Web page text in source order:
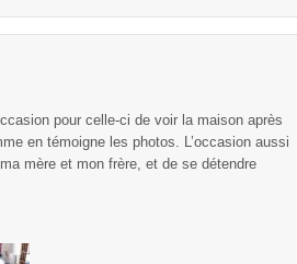
pour celle-ci de voir la maison après
en témoigne les photos. L’occasion aussi
mère et mon frère, et de se détendre